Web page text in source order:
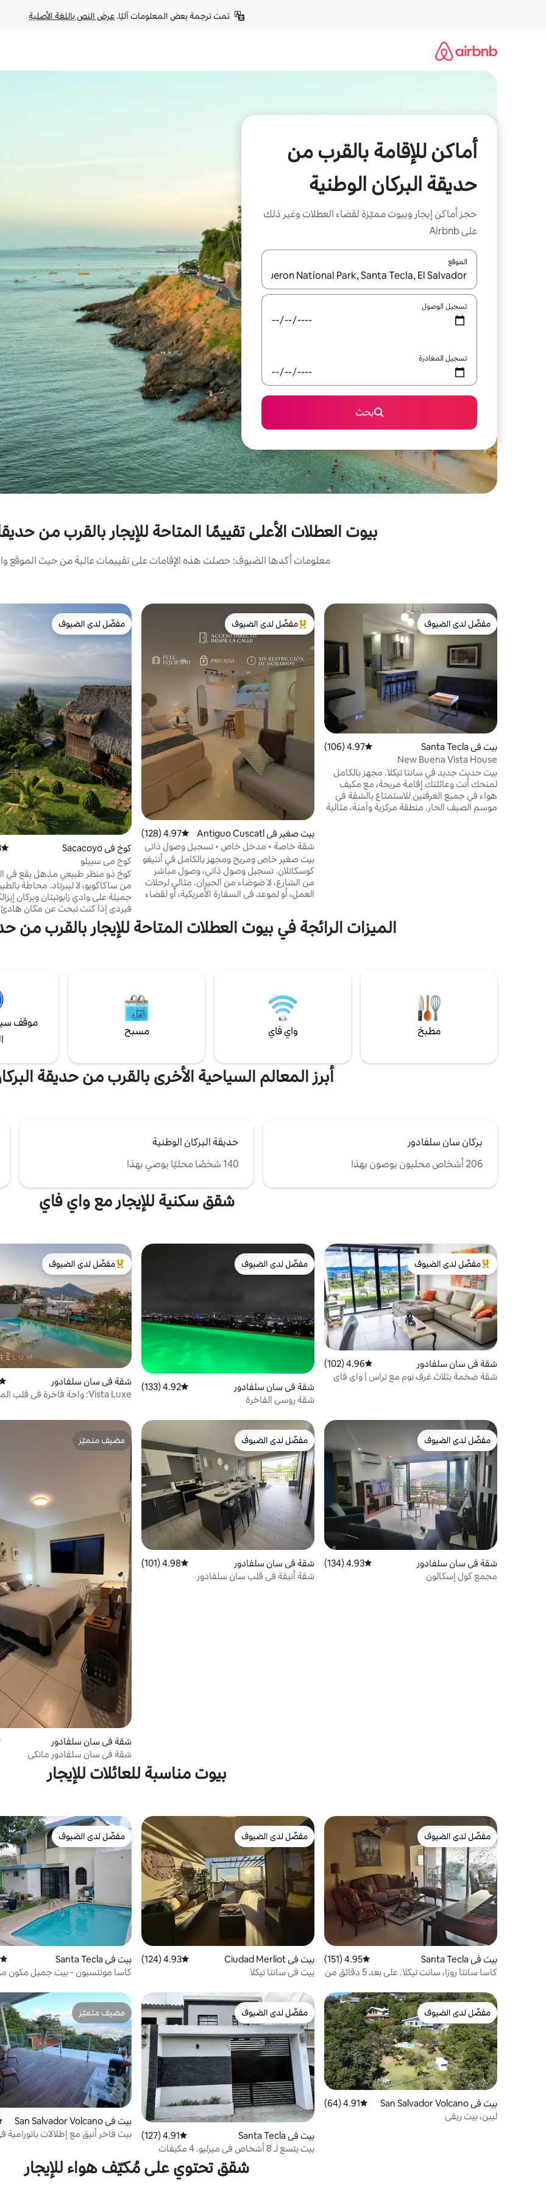
تمت ترجمة بعض المعلومات آليًا. عرض النص باللغة الأصلية
أماكن للإقامة بالقرب من
حديقة البركان الوطنية
حجز أماكن إيجار وبيوت مميّزة لقضاء العطلات وغير ذلك
على Airbnb
الموقع
عند توفر النتائج، انتقل باستخدام السهمين لأعلى ولأسفل أو استكشف عن طريق اللمس أو السحب.
تسجيل الوصول
تسجيل المغادرة
بحث
بيوت العطلات الأعلى تقييمًا المتاحة للإيجار بالقرب من
معلومات أكدها الضيوف: حصلت هذه الإقامات على تقييمات عالية من حيث الموقع
مفضّل لدى الضيوف
مفضّل لدى الضيوف
بيت في Santa Tecla متوسط التقييم 4.97 من 5، 106 مراجعات
4.97 (106)
New Buena Vista House
بيت حديث جديد في سانتا تيكلا. مجهز بالكامل
لمنحك أنت وعائلتك إقامة مريحة، مع مكيف
هواء في جميع الغرفتين للاستمتاع بالشقة في
موسم الصيف الحار. منطقة مركزية وآمنة، مثالية
من أبرز البيوت المفضّلة لدى الضيوف
مفضّل لدى الضيوف
بيت صغير في Antiguo Cuscatl
án
متوسط التقييم 4.97 من 5، 128 مراجعات
4.97 (128)
شقة خاصة • مدخل خاص • تسجيل وصول ذاتي
بيت صغير خاص ومريح ومجهز بالكامل في أنتيغو
كوسكاتلان. تسجيل وصول ذاتي، وصول مباشر
من الشارع، لا ضوضاء من الجيران. مثالي لرحلات
العمل، أو لموعد في السفارة الأمريكية، أو لقضاء
مكيف هواء + واي فاي سريع + مطبخ كامل +
أسرّة مريحة 📍 8 دقائق إلى السفارة الأمريكية · 5
مفضّل لدى الضيوف
مفضّل لدى الضيوف
كوخ في Sacacoyo
كوخ مي سييلو
كوخ ذو منظر طبيعي مذهل يقع في
من ساكاكويو، لا ليبرتاد.
جميلة على وادي زابوتيتان وبركان
فيردي إذا كنت تبحث عن مكان
وبعيد عن الضوضاء والروتين، فستجد
طبيعية وريفية. تقع في منطقة
الميزات الرائجة في بيوت العطلات المتاحة للإيجار بالقرب من
مطبخ واي فاي مسبح
موقف
أبرز المعالم السياحية الأخرى بالقرب من حديقة
بركان سان سلفادور
206 أشخاص محليون يوصون بهذا
حديقة البركان الوطنية
140 شخصًا محليًا يوصي بهذا
شقق سكنية للإيجار مع واي فاي
من أبرز البيوت المفضّلة لدى الضيوف
مفضّل لدى الضيوف
شقة في سان سلفادور متوسط التقييم 4.96 من 5، 102 مراجعات
4.96 (102)
شقة ضخمة بثلاث غرف نوم مع تراس | واي فاي
مفضّل لدى الضيوف
مفضّل لدى الضيوف
شقة في سان سلفادور متوسط التقييم 4.92 من 5، 133 مراجعات
4.92 (133)
شقة روسي الفاخرة
من أبرز البيوت المفضّلة لدى الضيوف
مفضّل لدى الضيوف
شقة في سان سلفادور
Vista Luxe: واحة فاخرة في قلب المدينة
مفضّل لدى الضيوف
مفضّل لدى الضيوف
شقة في سان سلفادور متوسط التقييم 4.93 من 5، 134 مراجعات
4.93 (134)
مجمع كول إسكالون
مفضّل لدى الضيوف
مفضّل لدى الضيوف
شقة في سان سلفادور متوسط التقييم 4.98 من 5، 101 مراجعات
4.98 (101)
شقة أنيقة في قلب سان سلفادور
مضيف متميّز
مضيف متميّز
شقة في سان سلفادور
شقة في سان سلفادور مانكي
بيوت مناسبة للعائلات للإيجار
مفضّل لدى الضيوف
مفضّل لدى الضيوف
بيت في Santa Tecla متوسط التقييم 4.95 من 5، 151 مراجعات
4.95 (151)
كاسا سانتا روزا، سانت تيكلا. على بعد 5 دقائق من
مفضّل لدى الضيوف
مفضّل لدى الضيوف
بيت في Ciudad Merliot متوسط التقييم 4.93 من 5، 124 مراجعات
4.93 (124)
بيت في سانتا تيكلا
مفضّل لدى الضيوف
مفضّل لدى الضيوف
بيت في Santa Tecla
مفضّل لدى الضيوف
مفضّل لدى الضيوف
بيت في San Salvador Volcano متوسط التقييم 4.91 من 5، 64 مراجعات
4.91 (64)
ليبن، بيت ريفي
مفضّل لدى الضيوف
مفضّل لدى الضيوف
بيت في Santa Tecla متوسط التقييم 4.91 من 5، 127 مراجعات
4.91 (127)
بيت يتسع لـ 8 أشخاص في ميرليو. 4 مكيفات
مضيف متميّز
مضيف متميّز
بيت في San Salvador Volcano
بيت فاخر أنيق مع إطلالات بانورامية
شقق تحتوي على مُكيّف هواء للإيجار